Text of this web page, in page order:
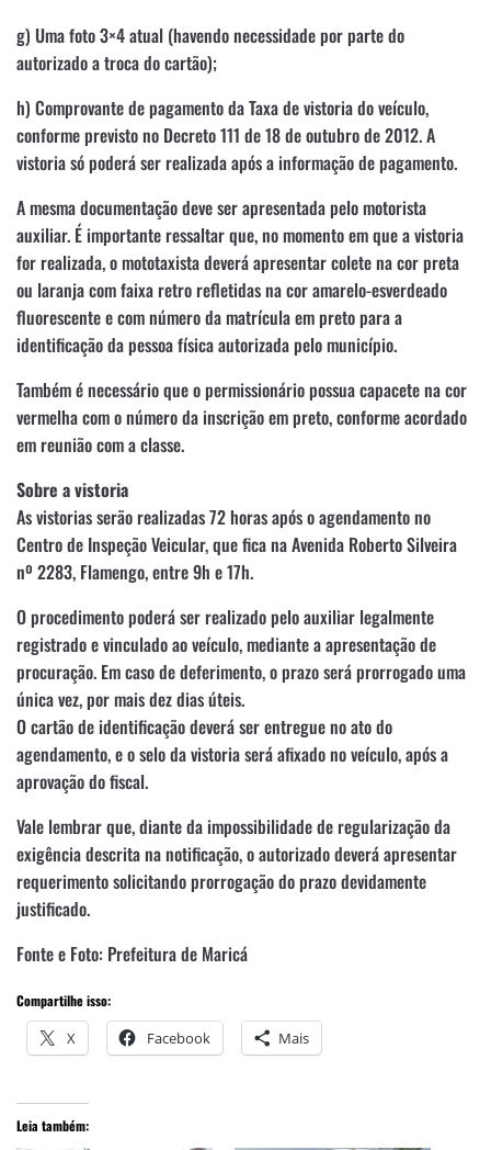
g) Uma foto 3×4 atual (havendo necessidade por parte do
autorizado a troca do cartão);
h) Comprovante de pagamento da Taxa de vistoria do veículo,
conforme previsto no Decreto 111 de 18 de outubro de 2012. A
vistoria só poderá ser realizada após a informação de pagamento.
A mesma documentação deve ser apresentada pelo motorista
auxiliar. É importante ressaltar que, no momento em que a vistoria
for realizada, o mototaxista deverá apresentar colete na cor preta
ou laranja com faixa retro refletidas na cor amarelo-esverdeado
fluorescente e com número da matrícula em preto para a
identificação da pessoa física autorizada pelo município.
Também é necessário que o permissionário possua capacete na cor
vermelha com o número da inscrição em preto, conforme acordado
em reunião com a classe.
Sobre a vistoria
As vistorias serão realizadas 72 horas após o agendamento no
Centro de Inspeção Veicular, que fica na Avenida Roberto Silveira
nº 2283, Flamengo, entre 9h e 17h.
O procedimento poderá ser realizado pelo auxiliar legalmente
registrado e vinculado ao veículo, mediante a apresentação de
procuração. Em caso de deferimento, o prazo será prorrogado uma
única vez, por mais dez dias úteis.
O cartão de identificação deverá ser entregue no ato do
agendamento, e o selo da vistoria será afixado no veículo, após a
aprovação do fiscal.
Vale lembrar que, diante da impossibilidade de regularização da
exigência descrita na notificação, o autorizado deverá apresentar
requerimento solicitando prorrogação do prazo devidamente
justificado.
Fonte e Foto: Prefeitura de Maricá
Compartilhe isso:
X Facebook Mais
Leia também: